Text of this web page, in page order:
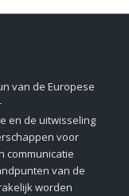
van de Europese
en de uitwisseling
voor
communicatie
van de
worden